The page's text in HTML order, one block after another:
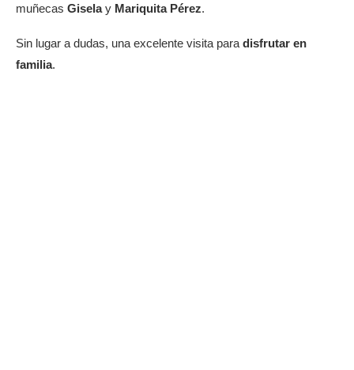
muñecas Giselay Mariquita Pérez.
Sin lugar a dudas, una excelente visita para disfrutar en
familia.